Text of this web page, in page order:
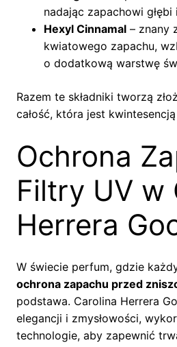
nadając zapachowi
Hexyl Cinnamal – znany
kwiatowego zapachu,
o dodatkową warstwę
Razem te składniki tworzą
całość, która jest
Ochrona
Filtry UV w
Herrera
W świecie perfum, gdzie
ochrona zapachu przed
podstawa. Carolina Herrera
elegancji i zmysłowości,
technologie, aby zapewnić